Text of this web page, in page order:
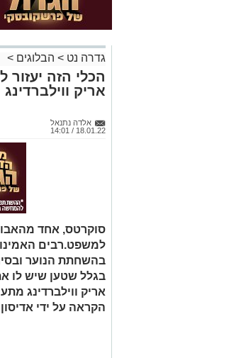
גדרה נט > הבלוגים >
הכלי הזה
אריק ווילברדינג
אלדה נתנאל
18.01.22 / 14:01
סוקרטס, אחד
למשפט.רבים האמינו
בהשחתת הנוער
בגלל שטען שיש לו
אריק ווילברדינג
הקראה על ידי